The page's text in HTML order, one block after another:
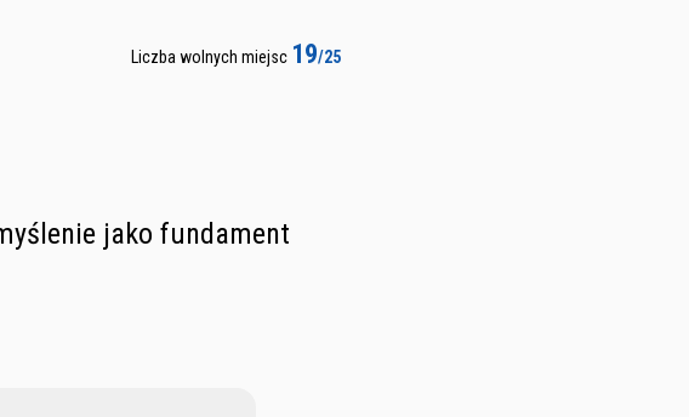
Liczba wolnych miejsc 19/25
jako fundament